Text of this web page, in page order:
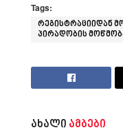
Tags:
რეგისტრაციიდან
პირადობის
ახალი ამბები